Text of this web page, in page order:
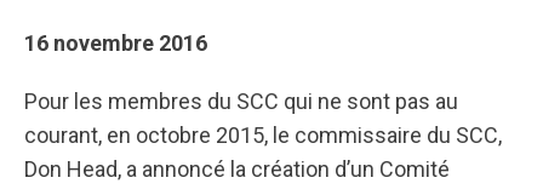
16 novembre 2016
Pour les membres du SCC qui ne sont pas au
courant, en octobre 2015, le commissaire du SCC,
Don Head, a annoncé la création d’un Comité